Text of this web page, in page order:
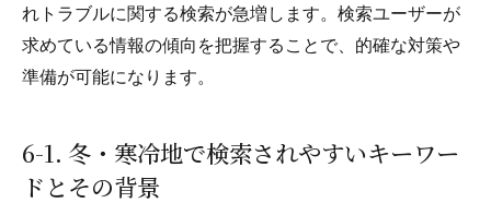
れトラブルに関する検索が急増します。検索ユーザーが
求めている情報の傾向を把握することで、的確な対策や
準備が可能になります。
6-1. 冬・寒冷地で検索されやすいキーワー
ドとその背景